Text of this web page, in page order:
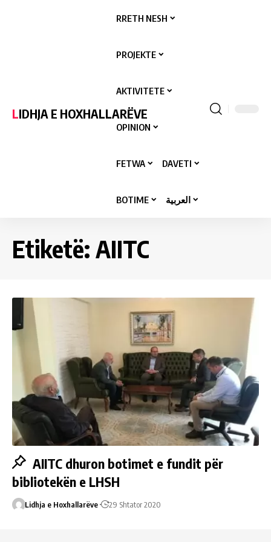
LIDHJA E HOXHALLARËVE
RRETH NESH
PROJEKTE
AKTIVITETE
OPINION
FETWA DAVETI
BOTIME العربية
Etiketë: AIITC
AIITC dhuron botimet e fundit për
bibliotekën e LHSH
Lidhja e Hoxhallarëve 29 Shtator 2020